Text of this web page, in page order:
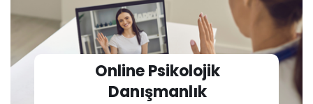
Online Psikolojik
Danışmanlık